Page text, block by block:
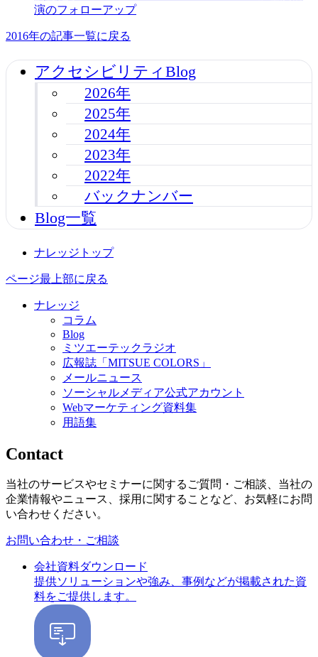
演のフォローアップ
2016年の記事一覧に戻る
アクセシビリティBlog
2026年
2025年
2024年
2023年
2022年
バックナンバー
Blog一覧
ナレッジトップ
ページ最上部に戻る
ナレッジ
コラム
Blog
ミツエーテックラジオ
広報誌「MITSUE COLORS」
メールニュース
ソーシャルメディア公式アカウント
Webマーケティング資料集
用語集
Contact
当社のサービスやセミナーに関するご質問・ご相談、当社の
企業情報やニュース、採用に関することなど、お気軽にお問
い合わせください。
お問い合わせ・ご相談
会社資料ダウンロード
提供ソリューションや強み、事例などが掲載された資
料をご提供します。